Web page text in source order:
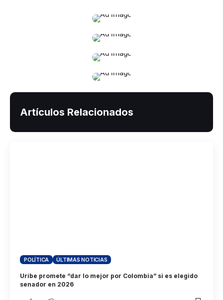
Artículos Relacionados
POLÍTICA ÚLTIMAS NOTICIAS
Uribe promete “dar lo mejor por Colombia” si es elegido
senador en 2026